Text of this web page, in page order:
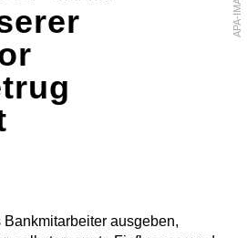
ausgeben,